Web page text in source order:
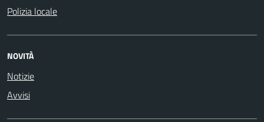
Polizia locale
NOVITÀ
Notizie
Avvisi